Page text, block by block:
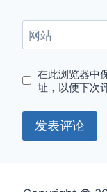
网站
在此浏览器中
址，以便下次